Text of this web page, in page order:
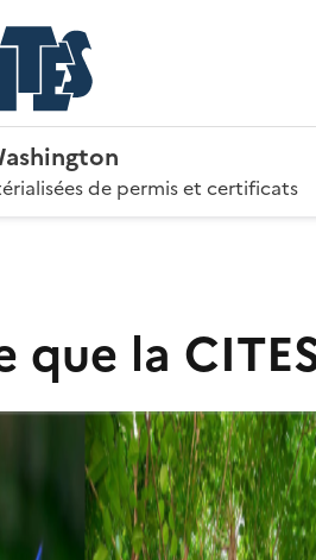
de permis et certificats
que la